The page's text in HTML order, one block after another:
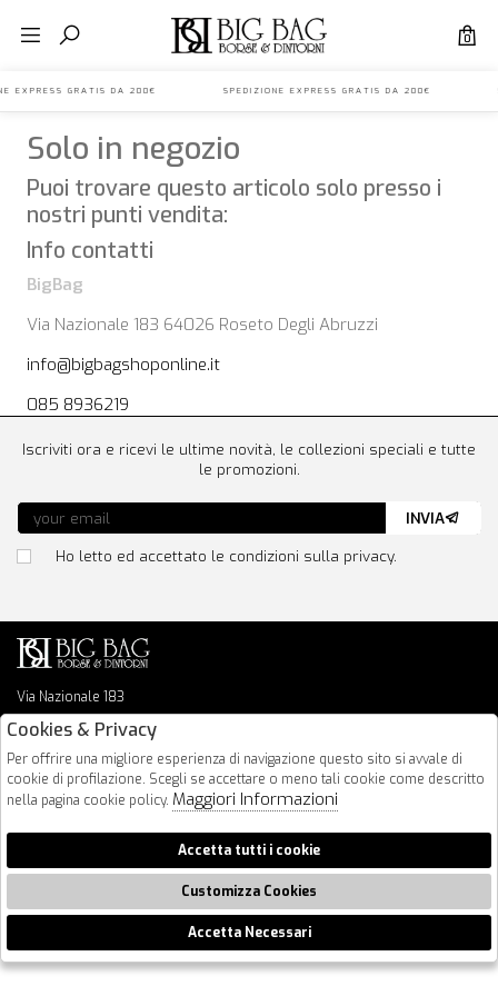
0
EXPRESS GRATIS DA 200€ SPEDIZIONE EXPRESS GRATIS DA
Solo in negozio
Puoi trovare questo articolo solo presso i
nostri punti vendita:
Info contatti
BigBag
Via Nazionale 183 64026 Roseto Degli Abruzzi
info@bigbagshoponline.it
085 8936219
Via Nazionale 183
64026 Roseto Degli Abruzzi
info@bigbagshoponline.it
follow us
Iscriviti ora e ricevi le ultime novità, le collezioni speciali e tutte
le promozioni.
Ho letto ed accettato le condizioni sulla privacy.
INVIA
2026 BigBag - P.iva : 00916940679 Powered by
🍪
Cookies & Privacy
Per offrire una migliore esperienza di navigazione questo sito si avvale di
cookie di profilazione. Scegli se accettare o meno tali cookie come descritto
nella pagina cookie policy. Maggiori Informazioni
Accetta tutti i cookie
Customizza Cookies
Accetta Necessari